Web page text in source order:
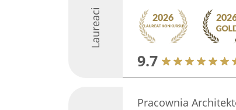
Laureaci
9.7
Pracownia